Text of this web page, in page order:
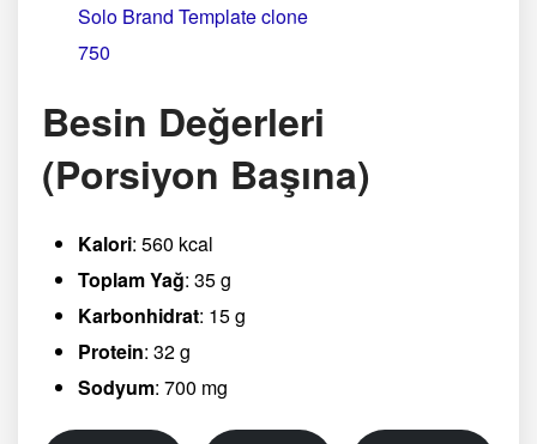
Solo Brand Template clone
750
Besin Değerleri
(Porsiyon Başına)
Kalori: 560 kcal
Toplam Yağ: 35 g
Karbonhidrat: 15 g
Protein: 32 g
Sodyum: 700 mg